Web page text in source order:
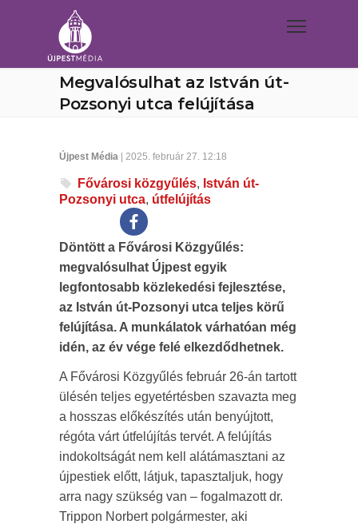
Megvalósulhat az István út-
Pozsonyi utca felújítása
Újpest Média | 2025. február 27. 12:18
Fővárosi közgyűlés, István út-
Pozsonyi utca, útfelújítás
Döntött a Fővárosi Közgyűlés:
megvalósulhat Újpest egyik
legfontosabb közlekedési fejlesztése,
az István út-Pozsonyi utca teljes körű
felújítása. A munkálatok várhatóan még
idén, az év vége felé elkezdődhetnek.
A Fővárosi Közgyűlés február 26-án tartott
ülésén teljes egyetértésben szavazta meg
a hosszas előkészítés után benyújtott,
régóta várt útfelújítás tervét. A felújítás
indokoltságát nem kell alátámasztani az
újpestiek előtt, látjuk, tapasztaljuk, hogy
arra nagy szükség van – fogalmazott dr.
Trippon Norbert polgármester, aki